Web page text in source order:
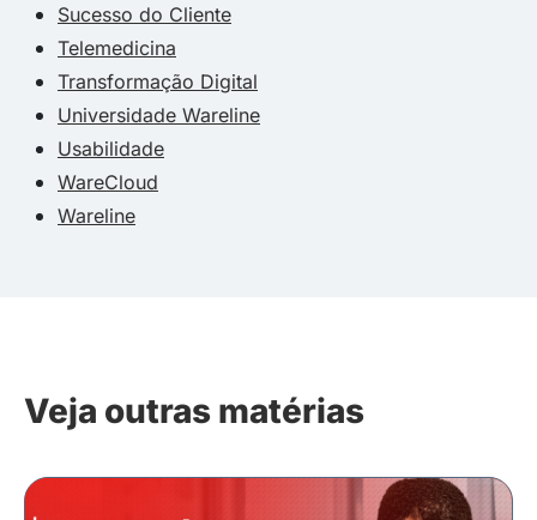
Sucesso do Cliente
Telemedicina
Transformação Digital
Universidade Wareline
Usabilidade
WareCloud
Wareline
Veja outras matérias